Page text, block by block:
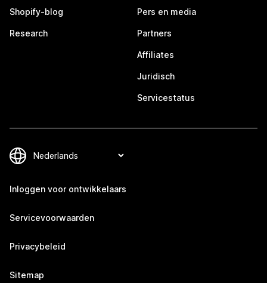
Shopify-blog
Research
Pers en media
Partners
Affiliates
Juridisch
Servicestatus
Inloggen voor ontwikkelaars
Servicevoorwaarden
Privacybeleid
Sitemap